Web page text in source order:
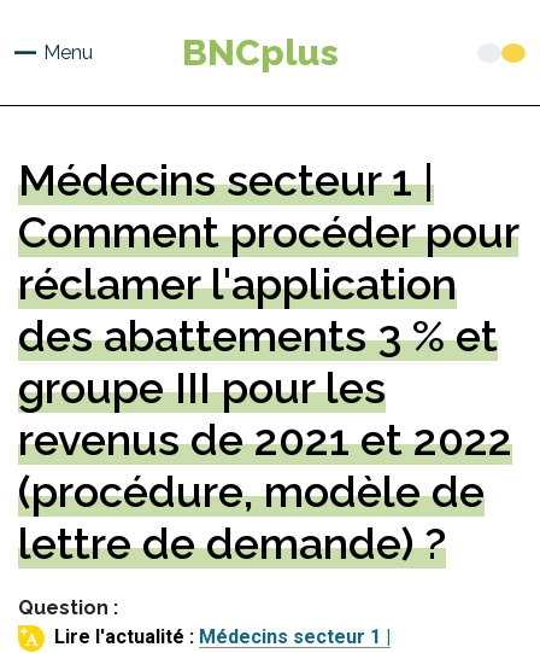
principal
Menu BNCplus
Médecins secteur 1 |
Comment procéder pour
réclamer l'application
des abattements 3 % et
groupe III pour les
revenus de 2021 et 2022
(procédure, modèle de
lettre de demande) ?
Question
Médecins secteur 1 |